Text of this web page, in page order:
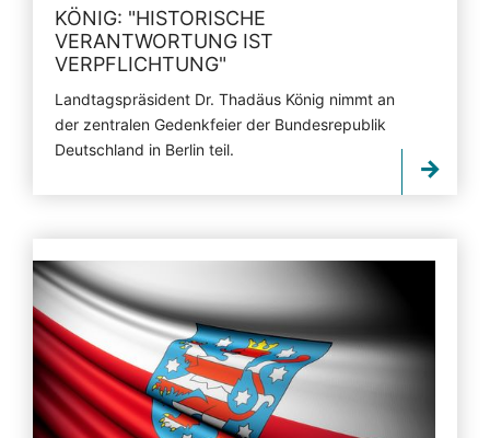
KÖNIG: "HISTORISCHE
VERANTWORTUNG IST
VERPFLICHTUNG"
Landtagspräsident Dr. Thadäus König nimmt an
der zentralen Gedenkfeier der Bundesrepublik
Deutschland in Berlin teil.